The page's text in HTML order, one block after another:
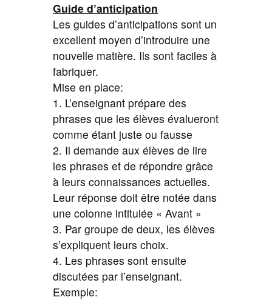
Guide d’anticipation
Les guides d’anticipations sont un
excellent moyen d’introduire une
nouvelle matière. Ils sont faciles à
fabriquer.
Mise en place:
1. L’enseignant prépare des
phrases que les élèves évalueront
comme étant juste ou fausse
2. Il demande aux élèves de lire
les phrases et de répondre grâce
à leurs connaissances actuelles.
Leur réponse doit être notée dans
une colonne intitulée « Avant »
3. Par groupe de deux, les élèves
s’expliquent leurs choix.
4. Les phrases sont ensuite
discutées par l’enseignant.
Exemple: